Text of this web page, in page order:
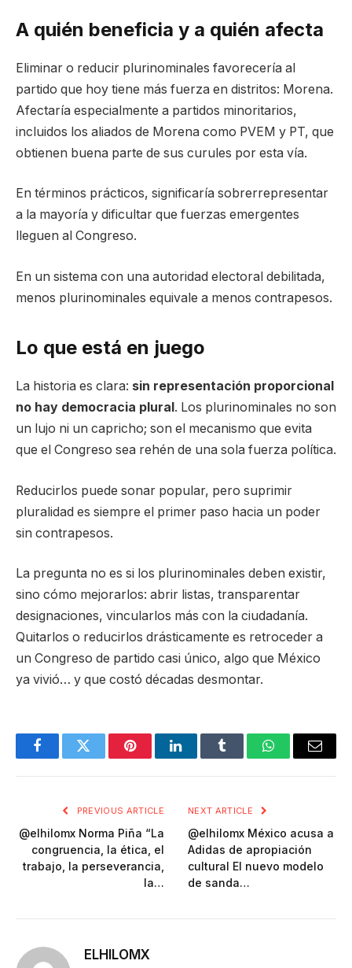
A quién beneficia y a quién afecta
Eliminar o reducir plurinominales favorecería al
partido que hoy tiene más fuerza en distritos: Morena.
Afectaría especialmente a partidos minoritarios,
incluidos los aliados de Morena como PVEM y PT, que
obtienen buena parte de sus curules por esta vía.
En términos prácticos, significaría sobrerrepresentar
a la mayoría y dificultar que fuerzas emergentes
lleguen al Congreso.
En un sistema con una autoridad electoral debilitada,
menos plurinominales equivale a menos contrapesos.
Lo que está en juego
La historia es clara: sin representación proporcional
no hay democracia plural. Los plurinominales no son
un lujo ni un capricho; son el mecanismo que evita
que el Congreso sea rehén de una sola fuerza política.
Reducirlos puede sonar popular, pero suprimir
pluralidad es siempre el primer paso hacia un poder
sin contrapesos.
La pregunta no es si los plurinominales deben existir,
sino cómo mejorarlos: abrir listas, transparentar
designaciones, vincularlos más con la ciudadanía.
Quitarlos o reducirlos drásticamente es retroceder a
un Congreso de partido casi único, algo que México
ya vivió… y que costó décadas desmontar.
FacebookTwitter PinterestLinkedInTumblr WhatsAppEmail
PREVIOUS ARTICLE
@elhilomx Norma Piña “La
congruencia, la ética, el
trabajo, la perseverancia,
la…
NEXT ARTICLE
@elhilomx México acusa a
Adidas de apropiación
cultural El nuevo modelo
de sanda…
ELHILOMX